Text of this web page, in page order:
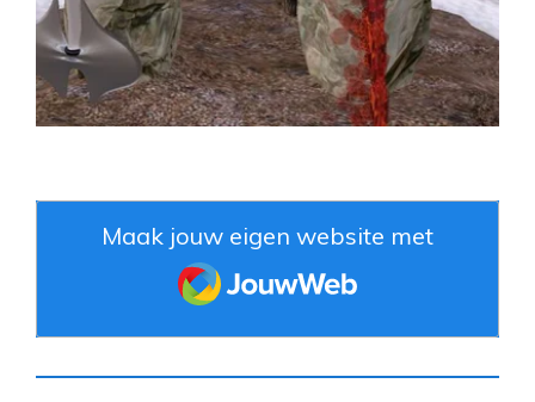
Maak jouw eigen website met
JouwWeb